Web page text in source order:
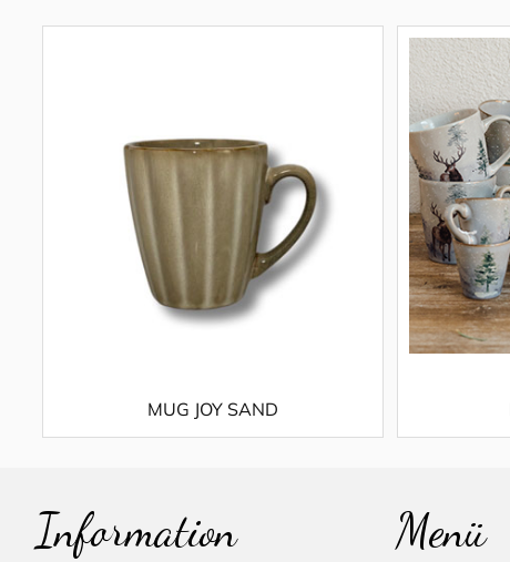
MUG JOY SAND
Information Menü